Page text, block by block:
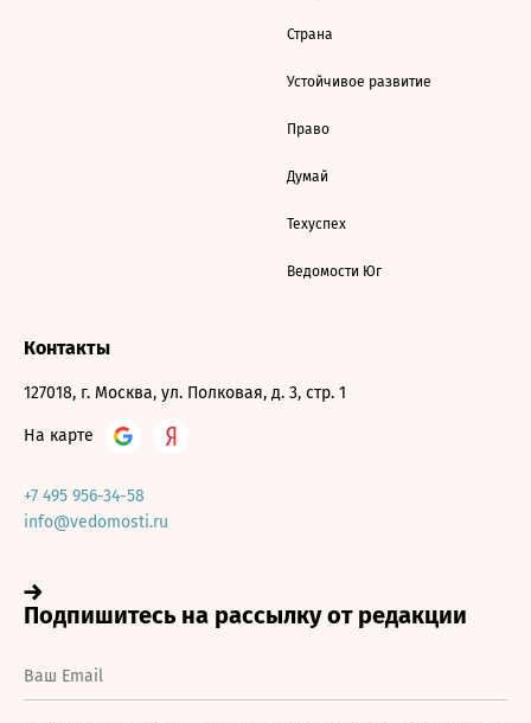
Страна
Устойчивое развитие
Право
Думай
Техуспех
Ведомости Юг
Контакты
127018, г. Москва, ул. Полковая, д. 3, стр. 1
На карте
+7 495 956-34-58
info@vedomosti.ru